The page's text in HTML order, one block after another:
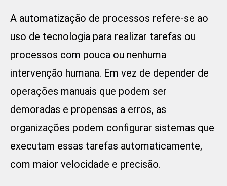
A automatização de processos refere-se ao
uso de tecnologia para realizar tarefas ou
processos com pouca ou nenhuma
intervenção humana. Em vez de depender de
operações manuais que podem ser
demoradas e propensas a erros, as
organizações podem configurar sistemas que
executam essas tarefas automaticamente,
com maior velocidade e precisão.